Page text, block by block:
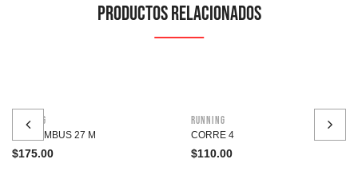
Productos relacionados
Running
GEL-NIMBUS 27 M
$175.00
Running
CORRE 4
$110.00